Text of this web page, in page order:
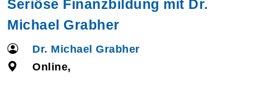
Seriöse Finanzbildung mit Dr.
Michael Grabher
Dr. Michael Grabher
Online,